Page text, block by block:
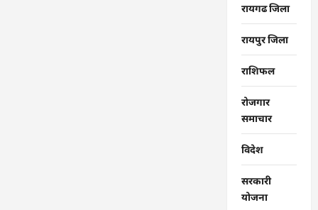
रायगढ जिला
रायपुर जिला
राशिफल
रोजगार
समाचार
विदेश
सरकारी
योजना